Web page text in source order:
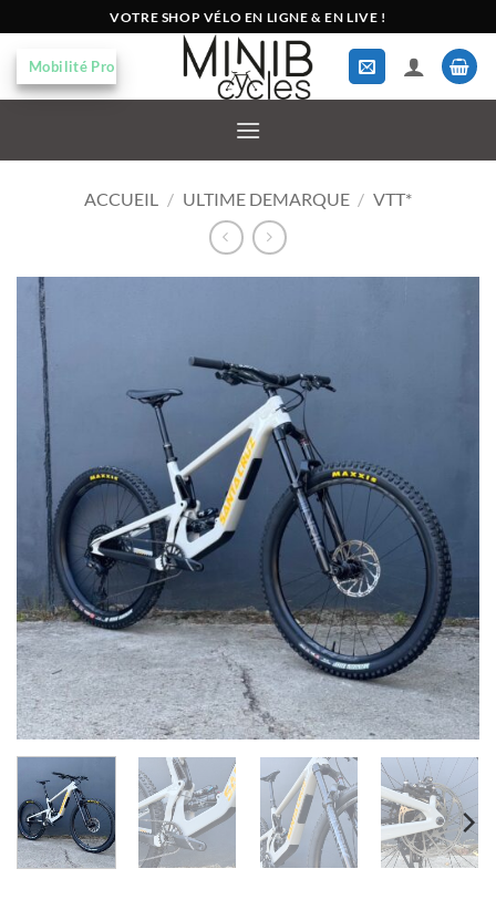
au
contenu
VOTRE SHOP VÉLO EN LIGNE & EN LIVE !
Mobilité Pro
ACCUEIL / ULTIME DEMARQUE / VTT*